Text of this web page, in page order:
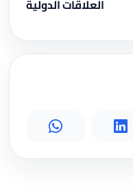
العلاقات الدولية